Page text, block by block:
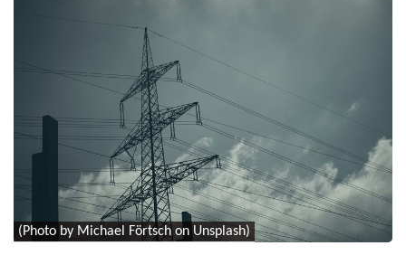
(Photo by Michael Förtsch on Unsplash)